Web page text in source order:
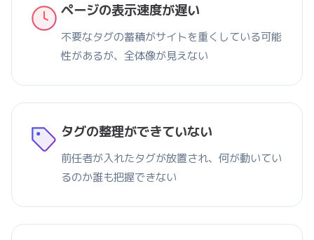
ページの表示速度が遅い
不要なタグの蓄積がサイトを重くしている可能
性があるが、全体像が見えない
タグの整理ができていない
前任者が入れたタグが放置され、何が動いてい
るのか誰も把握できない